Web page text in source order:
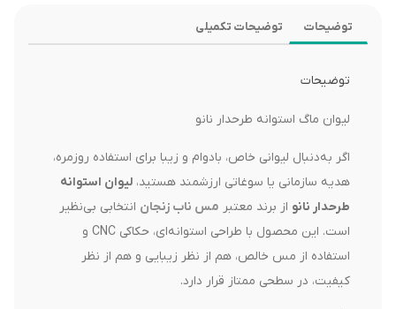
توضیحات توضیحات تکمیلی
توضیحات
لیوان ماگ استوانه طرحدار نانو
اگر به‌دنبال لیوانی خاص، بادوام و زیبا برای استفاده روزمره،
هدیه سازمانی یا سوغاتی ارزشمند هستید، لیوان استوانه
طرحدار نانو از برند معتبر مس ناب زنجان انتخابی بی‌نظیر
است. این محصول با طراحی استوانه‌ای، حکاکی CNC و
استفاده از مس خالص، هم از نظر زیبایی و هم از نظر
کیفیت، در سطحی ممتاز قرار دارد.